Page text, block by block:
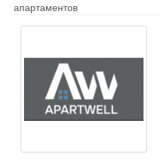
апартаментов